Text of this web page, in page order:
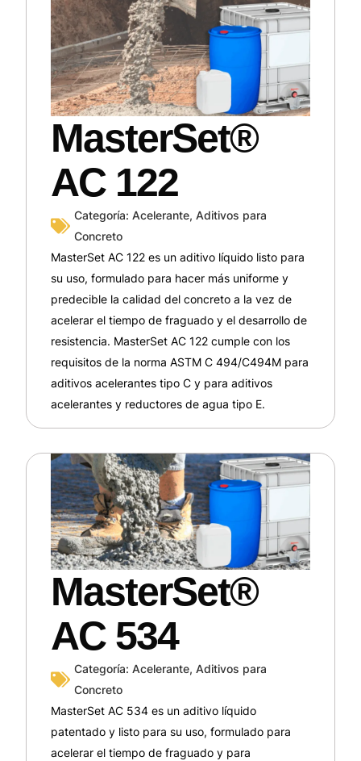
MasterSet®
AC 122
Categoría: Acelerante, Aditivos para
Concreto
MasterSet AC 122 es un aditivo líquido listo para
su uso, formulado para hacer más uniforme y
predecible la calidad del concreto a la vez de
acelerar el tiempo de fraguado y el desarrollo de
resistencia. MasterSet AC 122 cumple con los
requisitos de la norma ASTM C 494/C494M para
aditivos acelerantes tipo C y para aditivos
acelerantes y reductores de agua tipo E.
MasterSet®
AC 534
Categoría: Acelerante, Aditivos para
Concreto
MasterSet AC 534 es un aditivo líquido
patentado y listo para su uso, formulado para
acelerar el tiempo de fraguado y para